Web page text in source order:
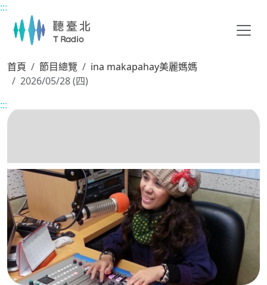
主要內容區塊
:::
首頁 節目總覽
ina makapahay美麗媽媽
2026/05/28 (四)
:::